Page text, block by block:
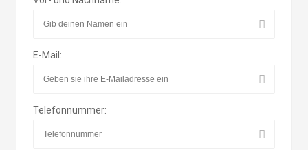
E-Mail:
Telefonnummer: